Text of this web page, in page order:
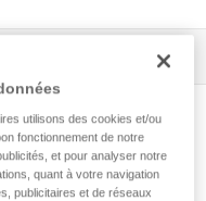
utilisons des cookies et/ou
fonctionnement de notre
et pour analyser notre
quant à votre navigation
publicitaires et de réseaux